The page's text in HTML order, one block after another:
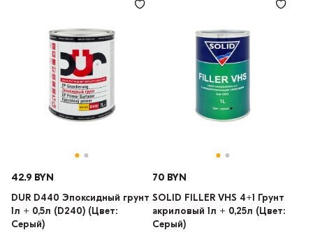
42.9 BYN
DUR D440 Эпоксидный грунт
1л + 0,5л (D240) (Цвет:
Серый)
70 BYN
SOLID FILLER VHS 4+1 Грунт
акриловый 1л + 0,25л (Цвет:
Серый)